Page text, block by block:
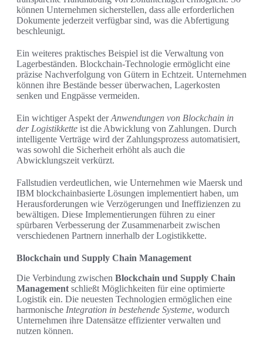
können Unternehmen sicherstellen, dass alle erforderlichen
Dokumente jederzeit verfügbar sind, was die Abfertigung
beschleunigt.
Ein weiteres praktisches Beispiel ist die Verwaltung von
Lagerbeständen. Blockchain-Technologie ermöglicht eine
präzise Nachverfolgung von Gütern in Echtzeit. Unternehmen
können ihre Bestände besser überwachen, Lagerkosten
senken und Engpässe vermeiden.
Ein wichtiger Aspekt derAnwendungen von Blockchain in
der Logistikkette ist die Abwicklung von Zahlungen. Durch
intelligente Verträge wird der Zahlungsprozess automatisiert,
was sowohl die Sicherheit erhöht als auch die
Abwicklungszeit verkürzt.
Fallstudien verdeutlichen, wie Unternehmen wie Maersk und
IBM blockchainbasierte Lösungen implementiert haben, um
Herausforderungen wie Verzögerungen und Ineffizienzen zu
bewältigen. Diese Implementierungen führen zu einer
spürbaren Verbesserung der Zusammenarbeit zwischen
verschiedenen Partnern innerhalb der Logistikkette.
Blockchain und Supply Chain Management
Die Verbindung zwischen Blockchain und Supply Chain
Management schließt Möglichkeiten für eine optimierte
Logistik ein. Die neuesten Technologien ermöglichen eine
harmonische Integration in bestehende Systeme, wodurch
Unternehmen ihre Datensätze effizienter verwalten und
nutzen können.